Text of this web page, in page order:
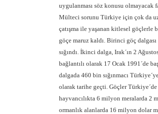
uygulanması söz konusu
Mülteci sorunu Türkiye için çok da
çatışma ile yaşanan kitlesel göçlerle
göçe maruz kaldı. Birinci göç
sığındı. İkinci dalga, Irak´ın 2
bağlantılı olarak 17 Ocak 1991´de
dalgada 460 bin sığınmacı
olarak tarihe geçti. Göçler
hayvancılıkta 6 milyon meralarda
ormanlık alanlarda 16 milyon dolar